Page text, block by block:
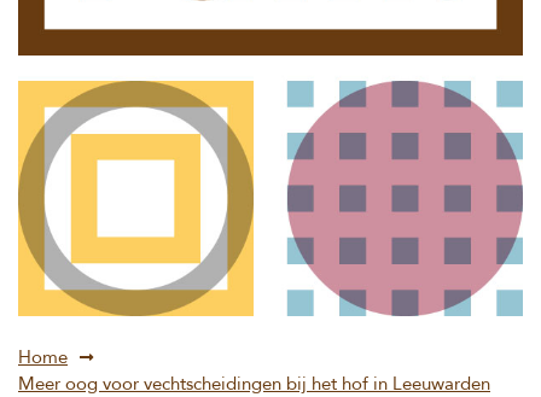
Home
Meer oog voor vechtscheidingen bij het hof in Leeuwarden